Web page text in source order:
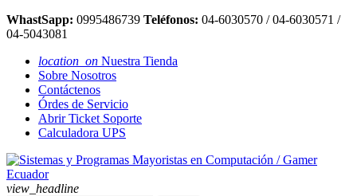
WhastSapp: 0995486739 Teléfonos: 04-6030570 / 04-6030571 /
04-5043081
location_on Nuestra Tienda
Sobre Nosotros
Contáctenos
Órdes de Servicio
Abrir Ticket Soporte
Calculadora UPS
view_headline